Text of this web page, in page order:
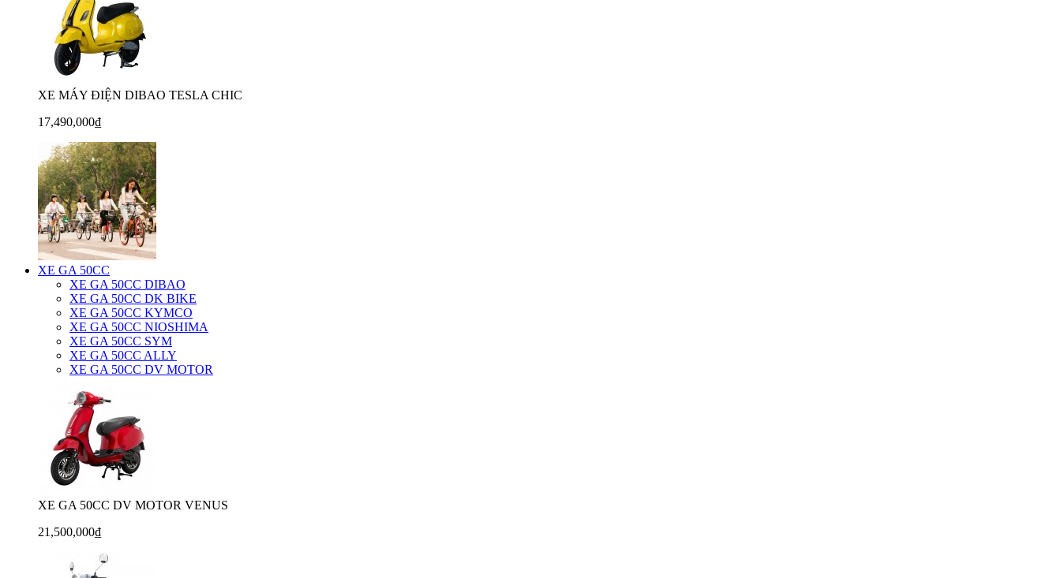
XE MÁY ĐIỆN DIBAO TESLA CHIC
17,490,000₫
XE GA 50CC
XE GA 50CC DIBAO
XE GA 50CC DK BIKE
XE GA 50CC KYMCO
XE GA 50CC NIOSHIMA
XE GA 50CC SYM
XE GA 50CC ALLY
XE GA 50CC DV MOTOR
XE GA 50CC DV MOTOR VENUS
21,500,000₫